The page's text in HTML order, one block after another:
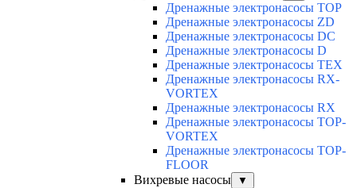
Дренажные электронасосы TOP
Дренажные электронасосы ZD
Дренажные электронасосы DC
Дренажные электронасосы D
Дренажные электронасосы TEX
Дренажные электронасосы RX-
VORTEX
Дренажные электронасосы RX
Дренажные электронасосы TOP-
VORTEX
Дренажные электронасосы TOP-
FLOOR
Вихревые насосы
▼